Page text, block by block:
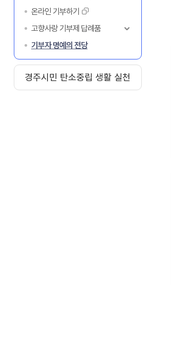
온라인 기부하기
고향사랑 기부제 답례품
기부자 명예의 전당
경주시민 탄소중립 생활 실천